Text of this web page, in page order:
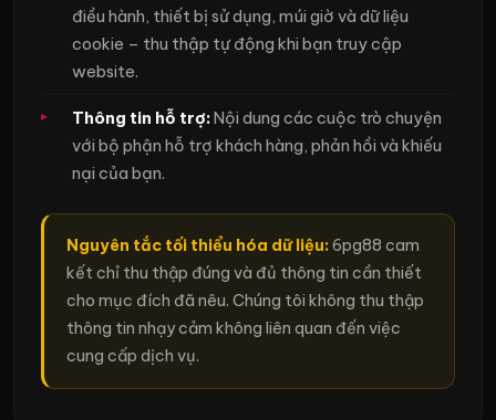
điều hành, thiết bị sử dụng, múi giờ và dữ liệu
cookie – thu thập tự động khi bạn truy cập
website.
Thông tin hỗ trợ:Nội dung các cuộc trò chuyện
với bộ phận hỗ trợ khách hàng, phản hồi và khiếu
nại của bạn.
Nguyên tắc tối thiểu hóa dữ liệu:6pg88 cam
kết chỉ thu thập đúng và đủ thông tin cần thiết
cho mục đích đã nêu. Chúng tôi không thu thập
thông tin nhạy cảm không liên quan đến việc
cung cấp dịch vụ.